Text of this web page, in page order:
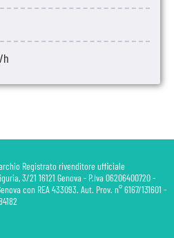
h
Registrato rivenditore ufficiale
3/21 16121 Genova - P.Iva 06206400720 -
con REA 433093. Aut. Prov. n° 6167/131601 -